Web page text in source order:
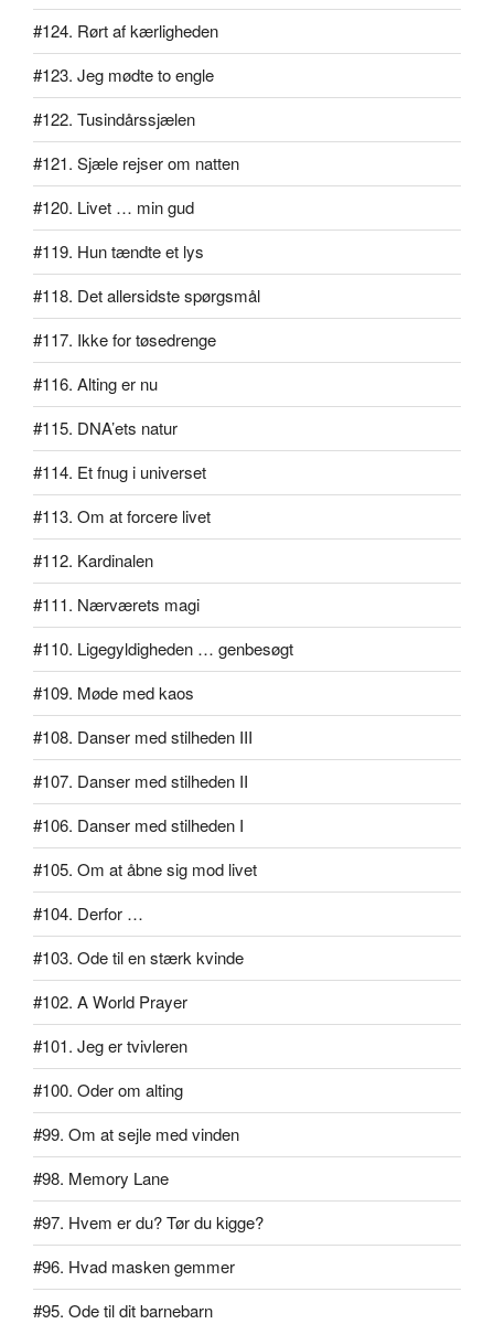
#124. Rørt af kærligheden
#123. Jeg mødte to engle
#122. Tusindårssjælen
#121. Sjæle rejser om natten
#120. Livet … min gud
#119. Hun tændte et lys
#118. Det allersidste spørgsmål
#117. Ikke for tøsedrenge
#116. Alting er nu
#115. DNA’ets natur
#114. Et fnug i universet
#113. Om at forcere livet
#112. Kardinalen
#111. Nærværets magi
#110. Ligegyldigheden … genbesøgt
#109. Møde med kaos
#108. Danser med stilheden III
#107. Danser med stilheden II
#106. Danser med stilheden I
#105. Om at åbne sig mod livet
#104. Derfor …
#103. Ode til en stærk kvinde
#102. A World Prayer
#101. Jeg er tvivleren
#100. Oder om alting
#99. Om at sejle med vinden
#98. Memory Lane
#97. Hvem er du? Tør du kigge?
#96. Hvad masken gemmer
#95. Ode til dit barnebarn